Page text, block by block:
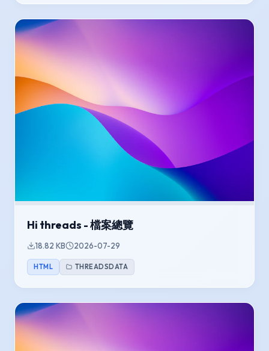
Hi threads - 檔案總覽
18.82 KB 2026-07-29
HTML THREADSDATA